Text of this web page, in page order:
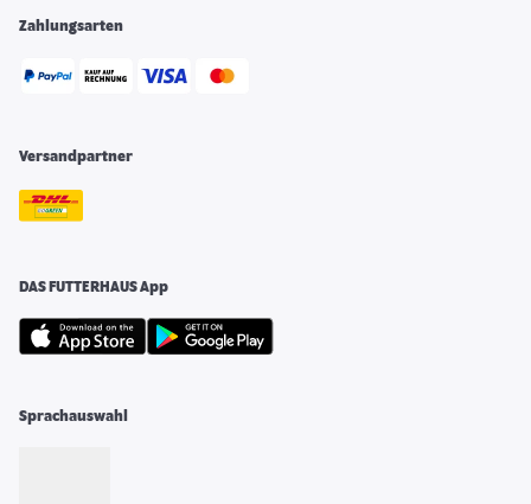
Zahlungsarten
Versandpartner
DAS FUTTERHAUS App
Sprachauswahl